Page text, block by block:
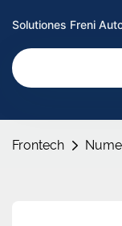
Solutiones Freni
Frontech